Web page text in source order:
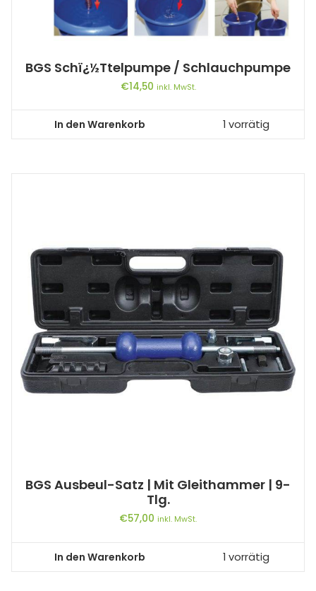
BGS Schï¿½ttelpumpe / Schlauchpumpe
€14,50 inkl. MwSt.
In den Warenkorb 1 vorrätig
BGS Ausbeul-Satz | Mit Gleithammer | 9-
Tlg.
€57,00 inkl. MwSt.
In den Warenkorb 1 vorrätig